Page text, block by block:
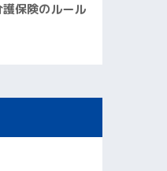
保険のルール